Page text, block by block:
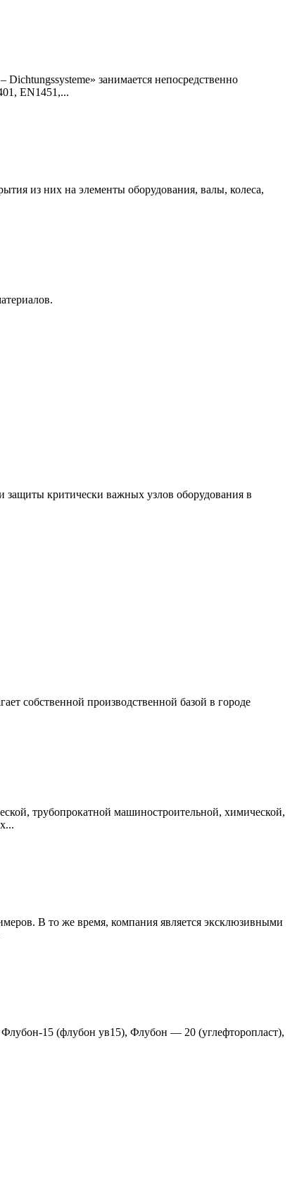
занимается непосредственно
EN1451,...
из них на элементы оборудования, валы, колеса,
критически важных узлов оборудования в
собственной производственной базой в городе
трубопрокатной машиностроительной, химической,
В то же время, компания является эксклюзивными
15 (флубон ув15), Флубон — 20 (углефторопласт),